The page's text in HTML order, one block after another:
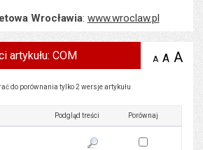
Wrocławia: www.wroclaw.pl
artykułu: COM A zmniejsz
A A
COM
do porównania tylko 2 wersje artykułu
Podgląd treści Porównaj
Pokaż podgląd wersji z dnia
Zaznacz wersję do